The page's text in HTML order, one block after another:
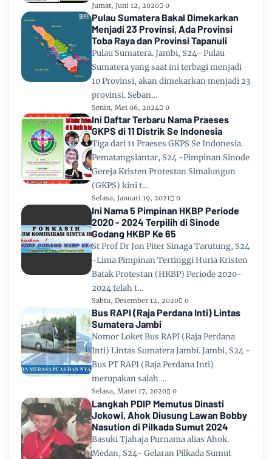
Jumat, Juni 12, 2020 0
Pulau Sumatera Bakal Dimekarkan
Menjadi 23 Provinsi, Ada Provinsi
Toba Raya dan Provinsi Tapanuli
Pulau Sumatera. Jambi, S24- Pulau
Sumatera yang saat ini terbagi menjadi
10 Provinsi, akan dimekarkan menjadi 23
provinsi. Seban…
Senin, Mei 06, 2024 0
Ini Daftar Terbaru Nama Praeses
GKPS di 11 Distrik Se Indonesia
Tiga dari 11 Praeses GKPS Se Indonesia.
Pematangsiantar, S24 -Pimpinan Sinode
Gereja Kristen Protestan Simalungun
(GKPS) kini t…
Selasa, Januari 19, 2021 0
Ini Nama 5 Pimpinan HKBP Periode
2020 - 2024 Terpilih di Sinode
Godang HKBP Ke 65
St Prof Dr Jon Piter Sinaga Tarutung, S24
-Lima Pimpinan Tertinggi Huria Kristen
Batak Protestan (HKBP) Periode 2020-
2024 telah t…
Sabtu, Desember 12, 2020 0
Bus RAPI (Raja Perdana Inti) Lintas
Sumatera Jambi
Nomor Loket Bus RAPI (Raja Perdana
Inti) Lintas Sumatera Jambi. Jambi, S24 -
Bus PT RAPI (Raja Perdana Inti)
merupakan salah …
Selasa, Maret 17, 2020 0
Langkah PDIP Memutus Dinasti
Jokowi, Ahok Diusung Lawan Bobby
Nasution di Pilkada Sumut 2024
Basuki Tjahaja Purnama alias Ahok.
Medan, S24- Gelaran Pilkada Sumut